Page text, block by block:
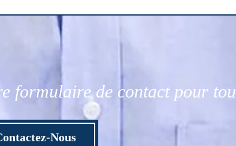
formulaire de contact pour
Nous